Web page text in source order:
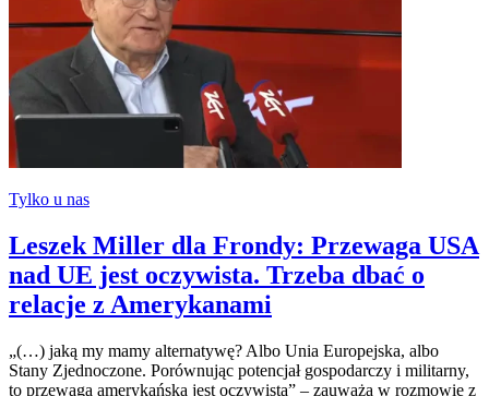
Tylko u nas
Leszek Miller dla Frondy: Przewaga USA
nad UE jest oczywista. Trzeba dbać o
relacje z Amerykanami
„(…) jaką my mamy alternatywę? Albo Unia Europejska, albo
Stany Zjednoczone. Porównując potencjał gospodarczy i militarny,
to przewaga amerykańska jest oczywista” – zauważa w rozmowie z